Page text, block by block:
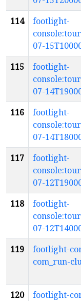
114
footlight-
07-
115
footlight-
07-
116
footlight-
07-
117
footlight-
07-
118
footlight-
07-
119
footlight-
com_run-
120
footlight-